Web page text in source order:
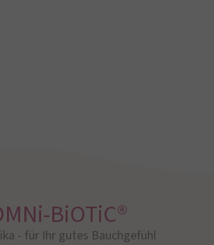
BiOTiC®
- für Ihr gutes Bauchgefühl​